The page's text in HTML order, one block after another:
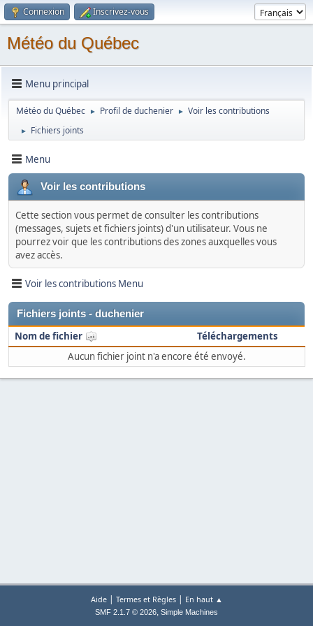
Connexion Inscrivez-vous
Météo du Québec
Menu principal
Météo du Québec ► Profil de duchenier ► Voir les contributions
► Fichiers joints
Menu
Voir les contributions
Cette section vous permet de consulter les contributions
(messages, sujets et fichiers joints) d'un utilisateur. Vous ne
pourrez voir que les contributions des zones auxquelles vous
avez accès.
Voir les contributions Menu
Fichiers joints - duchenier
Nom de fichier
Téléchargements
Aucun fichier joint n'a encore été envoyé.
Aide| Termes et Règles| En haut ▲
SMF 2.1.7 © 2026, Simple Machines